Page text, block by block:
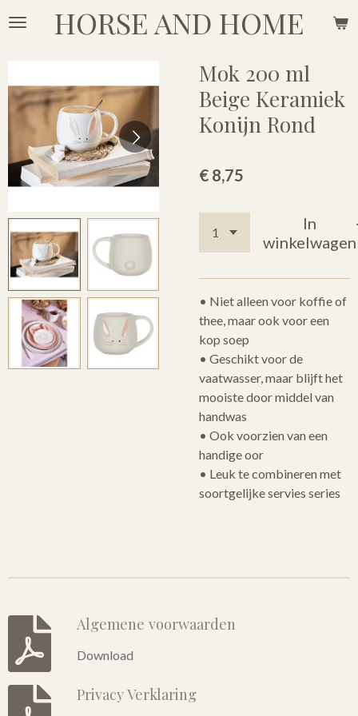
Ga
hoofdinhoud
HORSE AND HOME
Mok 200 ml
Beige Keramiek
Konijn Rond
€ 8,75
In
winkelwagen
• Niet alleen voor koffie of
thee, maar ook voor een
kop soep
• Geschikt voor de
vaatwasser, maar blijft het
mooiste door middel van
handwas
• Ook voorzien van een
handige oor
• Leuk te combineren met
soortgelijke servies series
Algemene voorwaarden
Download
Privacy Verklaring